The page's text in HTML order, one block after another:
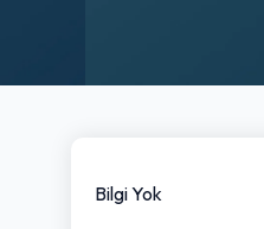
Bilgi Yok